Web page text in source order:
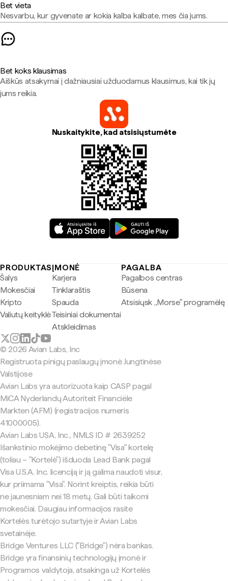
Bet vieta
Nesvarbu, kur gyvenate ar kokia kalba kalbate, mes čia jums.
Bet koks klausimas
Aiškūs atsakymai į dažniausiai užduodamus klausimus, kai tik jų
jums reikia.
Nuskaitykite, kad atsisiųstumėte
PRODUKTAS
Šalys
Mokesčiai
Kripto
Valiutų keityklė
ĮMONĖ
Karjera
Tinklaraštis
Spauda
Teisiniai dokumentai
Atskleidimas
PAGALBA
Pagalbos centras
Būsena
Atsisiųsk „Morse" programėlę
© 2026 Avian Labs, Inc
Registruota pinigų paslaugų įmonė Jungtinėse
Valstijose
Avian Labs yra autorizuota kaip CASP pagal
MiCA Nyderlandų Autoriteit Financiële
Markten (AFM) (registracijos numeris
41000005).
Avian Labs USA, Inc., NMLS ID # 2639252
Išankstinio mokėjimo debetinę "Visa" kortelę
(toliau – "Kortelė") išduoda Lead Bank pagal
Visa U.S.A. Inc. licenciją ir ją galima naudoti visur,
kur priimama "Visa". Norint kreiptis, reikia būti
ne jaunesniam nei 18 metų. Gali būti taikomi
mokesčiai. Daugiau informacijos rasite
Kortelės turėtojo sutartyje ir Avian Labs
svetainėje.
Bridge Ventures LLC ("Bridge") nėra bankas.
Bridge yra finansinių technologijų įmonė ir
Programos valdytoja, atsakinga už Kortelės